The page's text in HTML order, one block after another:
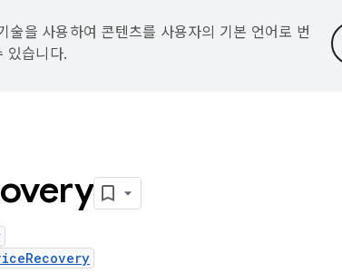
을 사용하여 콘텐츠를 사용자의 기본 언어로 번
있습니다.